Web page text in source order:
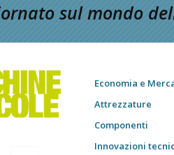
sul mondo
Economia e
Attrezzature
Componenti
Innovazioni